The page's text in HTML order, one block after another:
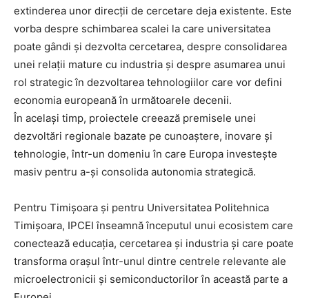
extinderea unor direcții de cercetare deja existente. Este
vorba despre schimbarea scalei la care universitatea
poate gândi și dezvolta cercetarea, despre consolidarea
unei relații mature cu industria și despre asumarea unui
rol strategic în dezvoltarea tehnologiilor care vor defini
economia europeană în următoarele decenii.
În același timp, proiectele creează premisele unei
dezvoltări regionale bazate pe cunoaștere, inovare și
tehnologie, într-un domeniu în care Europa investește
masiv pentru a-și consolida autonomia strategică.
Pentru Timișoara și pentru Universitatea Politehnica
Timișoara, IPCEI înseamnă începutul unui ecosistem care
conectează educația, cercetarea și industria și care poate
transforma orașul într-unul dintre centrele relevante ale
microelectronicii și semiconductorilor în această parte a